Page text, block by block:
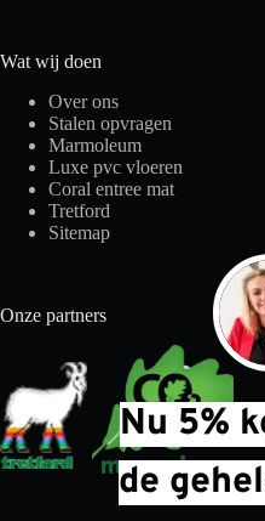
Wat wij doen
Over ons
Stalen opvragen
Marmoleum
Luxe pvc vloeren
Coral entree mat
Tretford
Sitemap
Onze partners
Nu 5%
de